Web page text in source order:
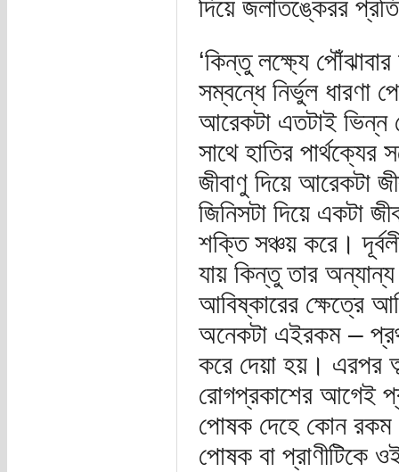
দিয়ে জলাতঙ্কেরর
‘কিন্তু লক্ষ্যে
সম্বন্ধে নির্ভুল
আরেকটা এতটাই ভিন্ন
সাথে হাতির
জীবাণু দিয়ে আরেকটা
জিনিসটা দিয়ে একটা
শক্তি সঞ্চয় করে।
যায় কিন্তু তার অন্যান্য
আবিষ্কারের ক্ষেত্রে
অনেকটা এইরকম –
করে দেয়া হয়। এরপর
রোগপ্রকাশের আগেই
পোষক দেহে কোন রকম
পোষক বা প্রাণীটিকে